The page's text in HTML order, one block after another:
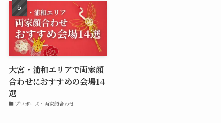
大宮・浦和エリアで両家顔
合わせにおすすめの会場14
選
プロポーズ・両家顔合わせ